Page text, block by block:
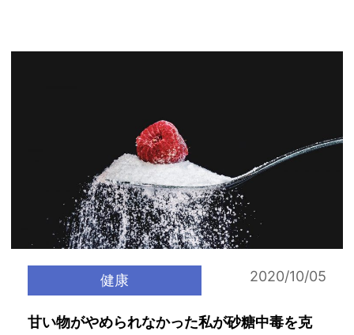
健康 2020/10/05
甘い物がやめられなかった私が砂糖中毒を克